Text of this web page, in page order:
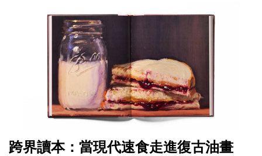
跨界讀本：當現代速食走進復古油畫